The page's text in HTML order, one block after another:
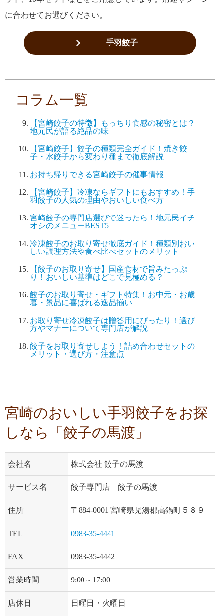
に合わせてお選びください。
手羽餃子
コラム一覧
【宮崎餃子の特徴】もっちり食感の秘密とは？
地元民が語る絶品の味
【宮崎餃子】餃子の種類完全ガイド！焼き餃
子・水餃子から変わり種まで徹底解説
お持ち帰りできる宮崎餃子の催事情報
【宮崎餃子】冷凍ならギフトにもおすすめ！手
羽餃子の人気の理由やおいしい食べ方
宮崎餃子の専門店選びで迷ったら！地元民イチ
オシのメニューBEST5
冷凍餃子のお取り寄せ徹底ガイド！種類別おい
しい調理方法や食べ比べセットのメリット
【餃子のお取り寄せ】国産食材で旨みたっぷ
り！おいしい基準はどこで見極める？
餃子のお取り寄せ・ギフト特集！お中元・お歳
暮・景品に喜ばれる逸品揃い
お取り寄せ冷凍餃子は贈答用にぴったり！選び
方やマナーについて専門店が解説
餃子をお取り寄せしよう！詰め合わせセットの
メリット・選び方・注意点
宮崎のおいしい手羽餃子をお探
しなら「餃子の馬渡」
会社名 株式会社 餃子の馬渡
サービス名 餃子専門店 餃子の馬渡
住所 〒884-0001 宮崎県児湯郡高鍋町５８９
TEL 0983-35-4441
FAX 0983-35-4442
営業時間 9:00～17:00
店休日 日曜日・火曜日